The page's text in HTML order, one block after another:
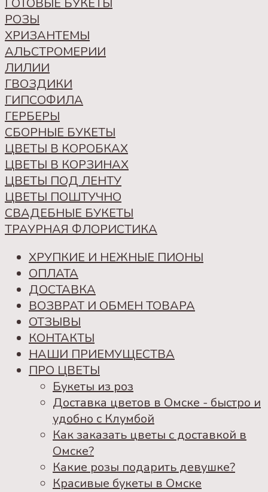
РОЗЫ
ХРИЗАНТЕМЫ
АЛЬСТРОМЕРИИ
ЛИЛИИ
ГВОЗДИКИ
ГИПСОФИЛА
ГЕРБЕРЫ
СБОРНЫЕ БУКЕТЫ
ЦВЕТЫ В КОРОБКАХ
ЦВЕТЫ В КОРЗИНАХ
ЦВЕТЫ ПОД ЛЕНТУ
ЦВЕТЫ ПОШТУЧНО
СВАДЕБНЫЕ БУКЕТЫ
ТРАУРНАЯ ФЛОРИСТИКА
ХРУПКИЕ И НЕЖНЫЕ ПИОНЫ
ОПЛАТА
ДОСТАВКА
ВОЗВРАТ И ОБМЕН ТОВАРА
ОТЗЫВЫ
КОНТАКТЫ
НАШИ ПРИЕМУЩЕСТВА
ПРО ЦВЕТЫ
Букеты из роз
Доставка цветов в Омске - быстро и
удобно с Клумбой
Как заказать цветы с доставкой в
Омске?
Какие розы подарить девушке?
Красивые букеты в Омске